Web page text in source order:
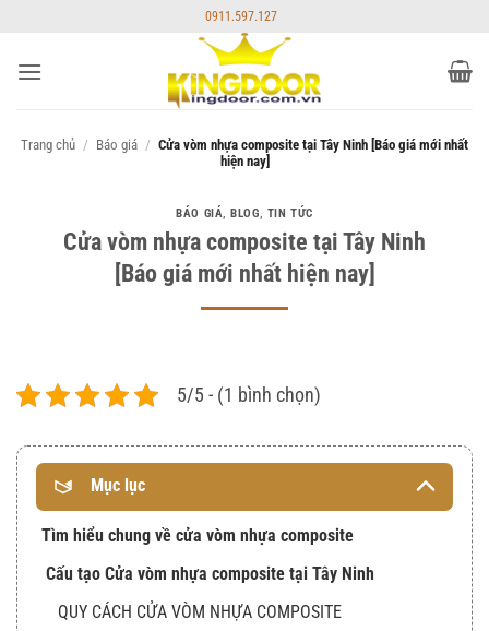
nội
0911.597.127
Trang chủ / Báo giá / Cửa vòm nhựa composite tại Tây Ninh [Báo giá mới nhất
hiện nay]
BÁO GIÁ,BLOG, TIN TỨC
Cửa vòm nhựa composite tại Tây Ninh
[Báo giá mới nhất hiện nay]
5/5 - (1 bình chọn)
Mục lục
Tìm hiểu chung về cửa vòm nhựa composite
Cấu tạo Cửa vòm nhựa composite tại Tây Ninh
QUY CÁCH CỬA VÒM NHỰA COMPOSITE